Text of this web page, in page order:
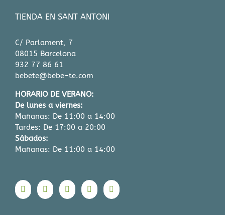
TIENDA EN SANT ANTONI
C/ Parlament, 7
08015 Barcelona
932 77 86 61
bebete@bebe-te.com
HORARIO DE VERANO:
De lunes a viernes:
Mañanas: De 11:00 a 14:00
Tardes: De 17:00 a 20:00
Sábados:
Mañanas: De 11:00 a 14:00